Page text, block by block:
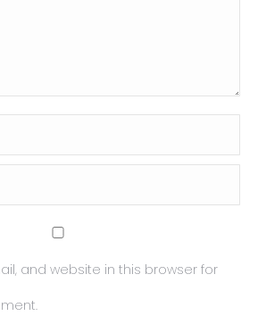
and website in this browser for